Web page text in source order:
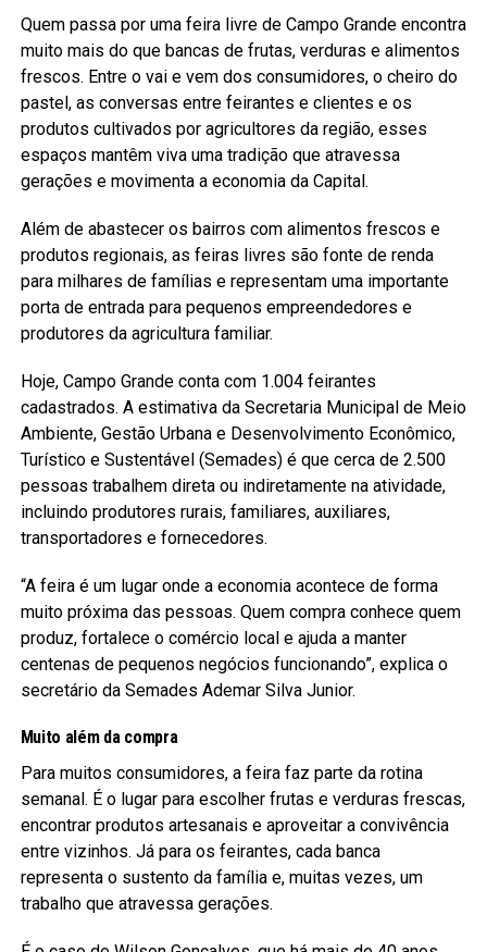
Quem passa por uma feira livre de Campo Grande encontra
muito mais do que bancas de frutas, verduras e alimentos
frescos. Entre o vai e vem dos consumidores, o cheiro do
pastel, as conversas entre feirantes e clientes e os
produtos cultivados por agricultores da região, esses
espaços mantêm viva uma tradição que atravessa
gerações e movimenta a economia da Capital.
Além de abastecer os bairros com alimentos frescos e
produtos regionais, as feiras livres são fonte de renda
para milhares de famílias e representam uma importante
porta de entrada para pequenos empreendedores e
produtores da agricultura familiar.
Hoje, Campo Grande conta com 1.004 feirantes
cadastrados. A estimativa da Secretaria Municipal de Meio
Ambiente, Gestão Urbana e Desenvolvimento Econômico,
Turístico e Sustentável (Semades) é que cerca de 2.500
pessoas trabalhem direta ou indiretamente na atividade,
incluindo produtores rurais, familiares, auxiliares,
transportadores e fornecedores.
“A feira é um lugar onde a economia acontece de forma
muito próxima das pessoas. Quem compra conhece quem
produz, fortalece o comércio local e ajuda a manter
centenas de pequenos negócios funcionando”, explica o
secretário da Semades Ademar Silva Junior.
Muito além da compra
Para muitos consumidores, a feira faz parte da rotina
semanal. É o lugar para escolher frutas e verduras frescas,
encontrar produtos artesanais e aproveitar a convivência
entre vizinhos. Já para os feirantes, cada banca
representa o sustento da família e, muitas vezes, um
trabalho que atravessa gerações.